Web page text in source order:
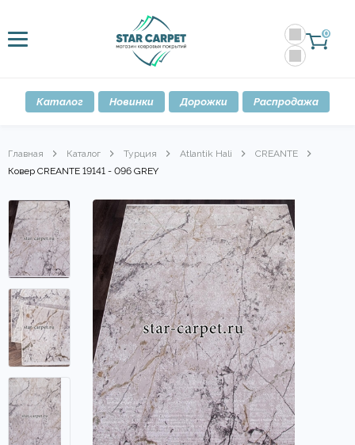
0
Каталог Новинки Дорожки Распродажа
Главная Каталог Турция Atlantik Hali
CREANTE
Ковер CREANTE 19141 - 096 GREY